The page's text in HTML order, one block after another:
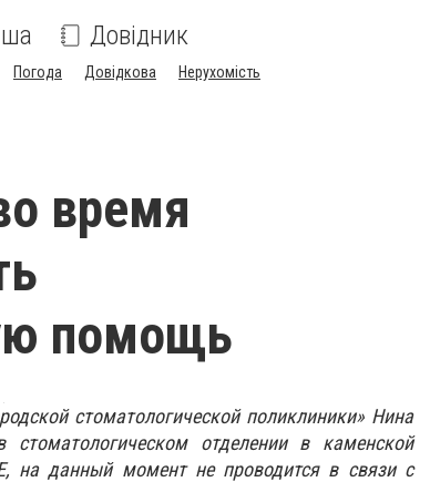
Довідник
Погода Довідкова Нерухомість
время
помощь
стоматологической поликлиники» Нина
отделении в каменской
на данный момент не проводится в связи с